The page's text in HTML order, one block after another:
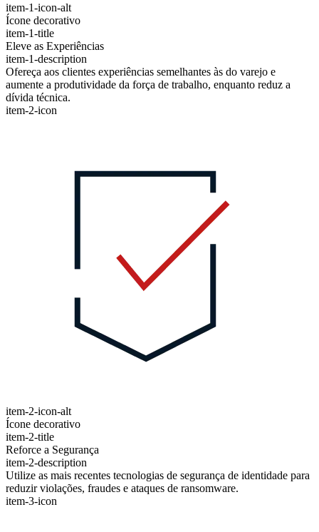
item-1-icon-alt
Ícone decorativo
item-1-title
Eleve as Experiências
item-1-description
Ofereça aos clientes experiências semelhantes às do varejo e
aumente a produtividade da força de trabalho, enquanto reduz a
dívida técnica.
item-2-icon
item-2-icon-alt
Ícone decorativo
item-2-title
Reforce a Segurança
item-2-description
Utilize as mais recentes tecnologias de segurança de identidade para
reduzir violações, fraudes e ataques de ransomware.
item-3-icon